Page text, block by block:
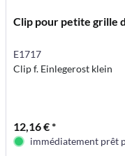
Clip pour petite grille
E1717
Clip f. Einlegerost klein
12,16 € *
immédiatement prêt